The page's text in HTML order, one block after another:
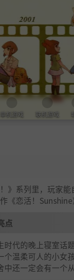
单机游戏 联机游戏
！》系列里，玩家
《恋活！
点
时代的晚上寝室话
个温柔可人的小女
中还一定会有一个